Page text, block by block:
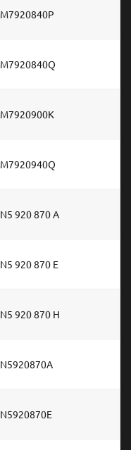
920 870 A
920 870 E
920 870 H